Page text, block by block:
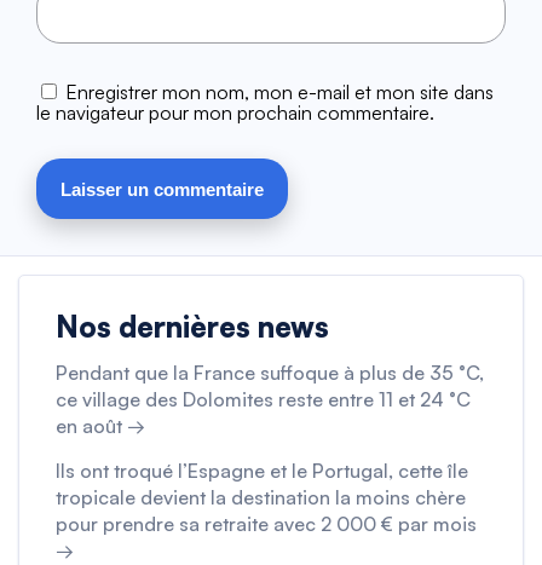
Enregistrer mon nom, mon e-mail et mon site dans
le navigateur pour mon prochain commentaire.
Nos dernières news
Pendant que la France suffoque à plus de 35 °C,
ce village des Dolomites reste entre 11 et 24 °C
en août →
Ils ont troqué l’Espagne et le Portugal, cette île
tropicale devient la destination la moins chère
pour prendre sa retraite avec 2 000 € par mois
→